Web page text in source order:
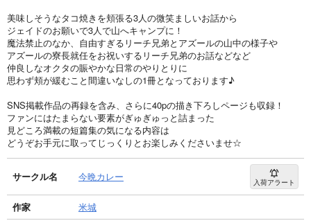
美味しそうなタコ焼きを頬張る3人の微笑ましいお話から
ジェイドのお願いで3人で山へキャンプに！
魔法禁止のなか、自由すぎるリーチ兄弟とアズールの山中の様子や
アズールの寮長就任をお祝いするリーチ兄弟のお話などなど
仲良しなオクタの賑やかな日常のやりとりに
思わず頬が緩むこと間違いなしの1冊となっております♪
SNS掲載作品の再録を含み、さらに40pの描き下ろしページも収録！
ファンにはたまらない要素がぎゅぎゅっと詰まった
見どころ満載の短篇集の気になる内容は
どうぞお手元に取ってじっくりとお楽しみくださいませ☆
サークル名 今晩カレー 入荷アラート
作家
米城